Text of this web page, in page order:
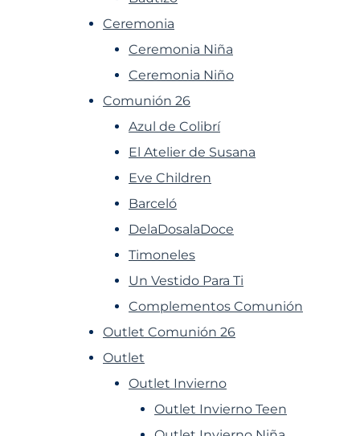
Ceremonia
Ceremonia Niña
Ceremonia Niño
Comunión 26
Azul de Colibrí
El Atelier de Susana
Eve Children
Barceló
DelaDosalaDoce
Timoneles
Un Vestido Para Ti
Complementos Comunión
Outlet Comunión 26
Outlet
Outlet Invierno
Outlet Invierno Teen